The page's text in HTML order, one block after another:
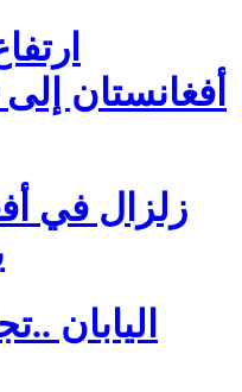
زلزال في
اليابان